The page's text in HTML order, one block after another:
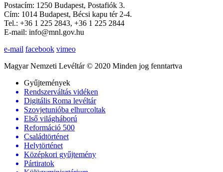
Postacím: 1250 Budapest, Postafiók 3.
Cím: 1014 Budapest, Bécsi kapu tér 2-4.
Tel.: +36 1 225 2843, +36 1 225 2844
E-mail: info@mnl.gov.hu
e-mail facebook vimeo
Magyar Nemzeti Levéltár © 2020 Minden jog fenntartva
Gyűjtemények
Rendszerváltás vidéken
Digitális Roma levéltár
Szovjetunióba elhurcoltak
Első világháború
Reformáció 500
Családtörténet
Helytörténet
Középkori gyűjtemény
Pártiratok